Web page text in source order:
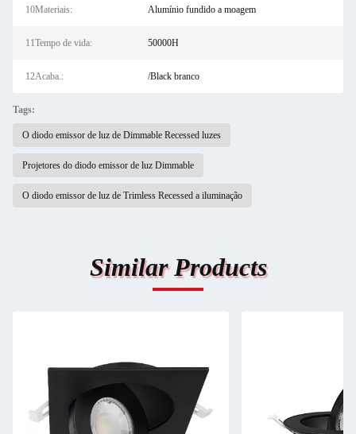
10Materiais: Alumínio fundido a moagem
11Tempo de vida: 50000H
12Acaba.: /Black branco
Tags:
O diodo emissor de luz de Dimmable Recessed luzes
Projetores do diodo emissor de luz Dimmable
O diodo emissor de luz de Trimless Recessed a iluminação
Similar Products